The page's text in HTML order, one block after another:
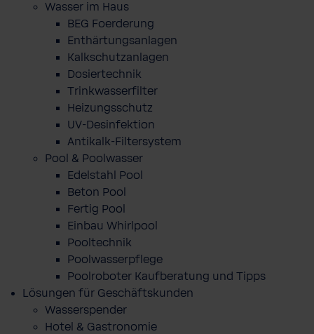
Wasser im Haus
BEG Foerderung
Enthärtungsanlagen
Kalkschutzanlagen
Dosiertechnik
Trinkwasserfilter
Heizungsschutz
UV-Desinfektion
Antikalk-Filtersystem
Pool & Poolwasser
Edelstahl Pool
Beton Pool
Fertig Pool
Einbau Whirlpool
Pooltechnik
Poolwasserpflege
Poolroboter Kaufberatung und Tipps
Lösungen für Geschäftskunden
Wasserspender
Hotel & Gastronomie